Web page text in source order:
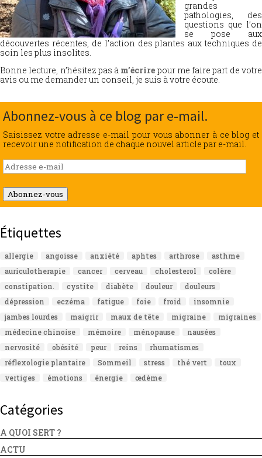
grandes
pathologies, des
questions que l’on
se pose aux
découvertes récentes, de l’action des plantes aux techniques de
soin les plus insolites.
Bonne lecture, n’hésitez pas à m’écrire pour me faire part de votre
avis ou me demander un conseil, je suis à votre écoute.
Abonnez-vous à ce blog par e-mail.
Saisissez votre adresse e-mail pour vous abonner à ce blog et
recevoir une notification de chaque nouvel article par e-mail.
Adresse
e-
mail
Abonnez-vous
Étiquettes
allergie angoisse anxiété aphtes arthrose
asthme
auriculotherapie
cancer cerveau cholesterol
colère
constipation.
cystite diabète douleur
douleurs
dépression
eczéma fatigue foie froid
insomnie
jambes lourdes
maigrir maux de tête migraine
migraines
médecine chinoise
mémoire ménopause
nausées
nervosité
obésité peur reins
rhumatismes
réflexologie plantaire
Sommeil stress thé vert
toux
vertiges
émotions énergie œdème
Catégories
A QUOI SERT ?
ACTU